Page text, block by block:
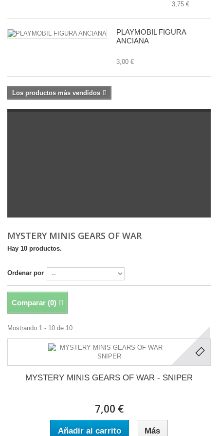
3,75 €
PLAYMOBIL FIGURA
ANCIANA
3,00 €
Los productos más vendidos
MYSTERY MINIS GEARS OF WAR
Hay 10 productos.
Ordenar por
Comparar (0)
Mostrando 1 - 10 de 10
MYSTERY MINIS GEARS OF WAR - SNIPER
7,00 €
Añadir al carrito Más